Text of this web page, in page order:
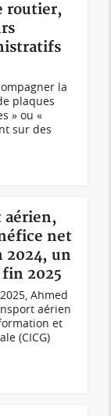
routier,
la
plaques
» ou «
sur des
aérien,
net
2024, un
2025
Ahmed
aérien
et
(CICG)